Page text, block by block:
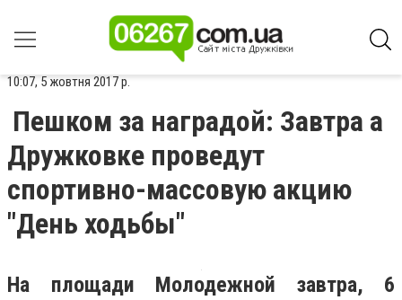
10:07, 5 жовтня 2017 р.
Пешком за наградой: Завтра а
Дружковке проведут
спортивно-массовую акцию
"День ходьбы"
На площади Молодежной завтра, 6